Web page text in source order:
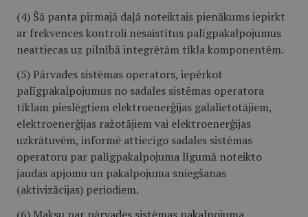
(4) Šā panta pirmajā daļā noteiktais pienākums iepirkt
ar frekvences kontroli nesaistītus palīgpakalpojumus
neattiecas uz pilnībā integrētām tīkla komponentēm.
(5) Pārvades sistēmas operators, iepērkot
palīgpakalpojumus no sadales sistēmas operatora
tīklam pieslēgtiem elektroenerģijas galalietotājiem,
elektroenerģijas ražotājiem vai elektroenerģijas
uzkrātuvēm, informē attiecīgo sadales sistēmas
operatoru par palīgpakalpojuma līgumā noteikto
jaudas apjomu un pakalpojuma sniegšanas
(aktivizācijas) periodiem.